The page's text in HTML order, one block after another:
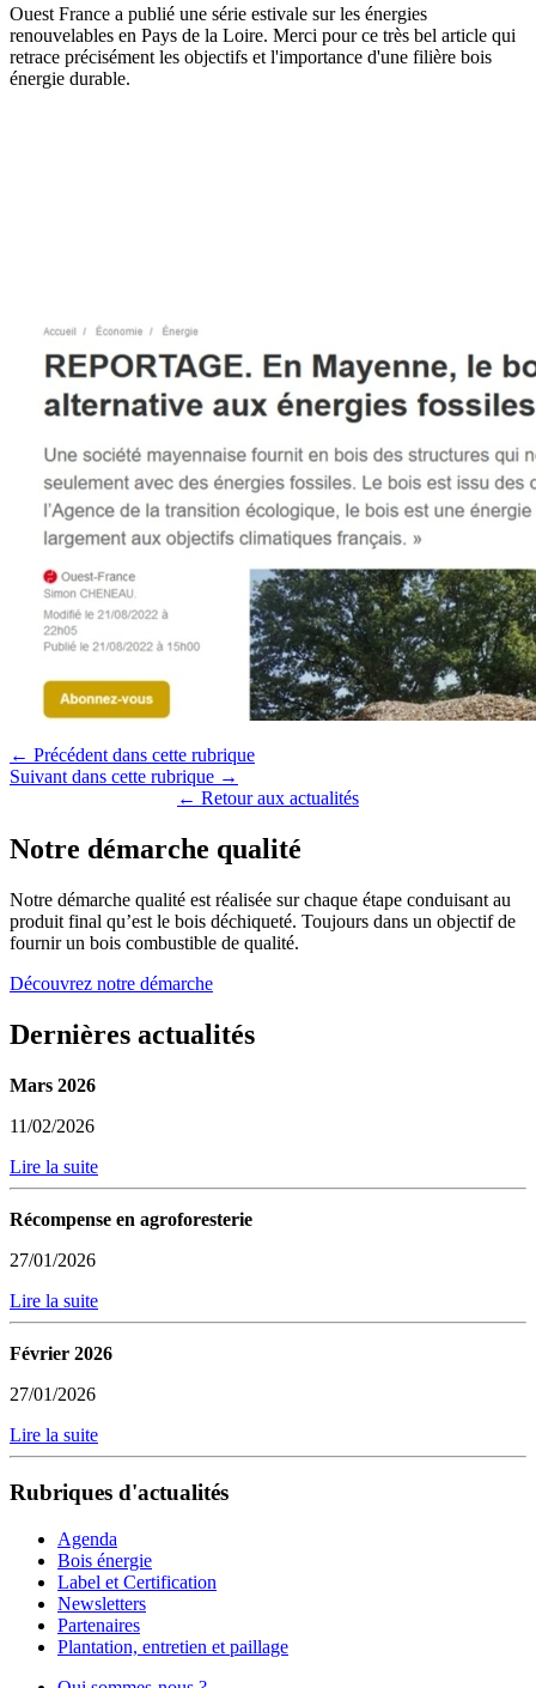
Ouest France a publié une série estivale sur les énergies
renouvelables en Pays de la Loire. Merci pour ce très bel article qui
retrace précisément les objectifs et l'importance d'une filière bois
énergie durable.
← Précédent dans cette rubrique
Suivant dans cette rubrique →
← Retour aux actualités
Notre démarche qualité
Notre démarche qualité est réalisée sur chaque étape conduisant au
produit final qu’est le bois déchiqueté. Toujours dans un objectif de
fournir un bois combustible de qualité.
Découvrez notre démarche
Dernières actualités
Mars 2026
11/02/2026
Lire la suite
Récompense en agroforesterie
27/01/2026
Lire la suite
Février 2026
27/01/2026
Lire la suite
Rubriques d'actualités
Agenda
Bois énergie
Label et Certification
Newsletters
Partenaires
Plantation, entretien et paillage